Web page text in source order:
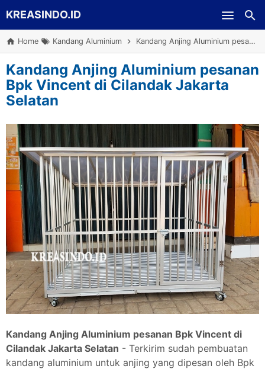
KREASINDO.ID
Home Kandang Aluminium Kandang Anjing Aluminium pesanan Bpk Vincent di Cilandak Jakarta Selatan
Kandang Anjing Aluminium pesanan
Bpk Vincent di Cilandak Jakarta
Selatan
Kandang Anjing Aluminium pesanan Bpk Vincent di
Cilandak Jakarta Selatan - Terkirim sudah pembuatan
kandang aluminium untuk anjing yang dipesan oleh Bpk